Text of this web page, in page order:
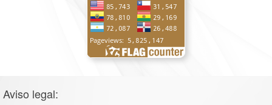
Aviso legal: